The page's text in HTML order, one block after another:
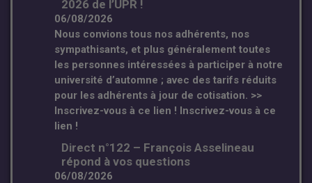
2026 de l’UPR !
06/08/2026
Nous convions tous nos adhérents, nos
sympathisants, et plus généralement toutes
les personnes intéressées à participer à notre
université d’automne ; avec des tarifs réduits
pour les adhérents à jour de cotisation. >>
Inscrivez-vous à ce lien ! Inscrivez-vous à ce
lien !
Direct n°122 – François Asselineau
répond à vos questions
06/08/2026